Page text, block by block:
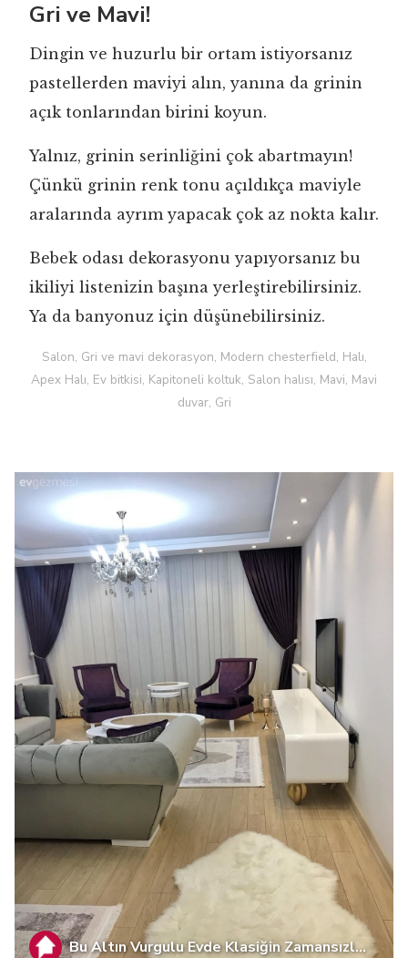
Gri ve Mavi!
Dingin ve huzurlu bir ortam istiyorsanız
pastellerden maviyi alın, yanına da grinin
açık tonlarından birini koyun.
Yalnız, grinin serinliğini çok abartmayın!
Çünkü grinin renk tonu açıldıkça maviyle
aralarında ayrım yapacak çok az nokta kalır.
Bebek odası dekorasyonu yapıyorsanız bu
ikiliyi listenizin başına yerleştirebilirsiniz.
Ya da banyonuz için düşünebilirsiniz.
Salon, Gri ve mavi dekorasyon, Modern chesterfield, Halı,
Apex Halı, Ev bitkisi, Kapitoneli koltuk, Salon halısı, Mavi, Mavi
duvar, Gri
Bu Altın Vurgulu Evde Klasiğin Zamansızl...